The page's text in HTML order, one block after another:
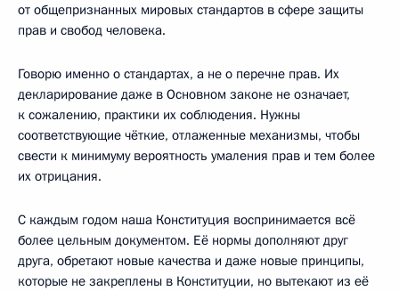
от общепризнанных мировых стандартов в сфере защиты
прав и свобод человека.
Говорю именно о стандартах, а не о перечне прав. Их
декларирование даже в Основном законе не означает,
к сожалению, практики их соблюдения. Нужны
соответствующие чёткие, отлаженные механизмы, чтобы
свести к минимуму вероятность умаления прав и тем более
их отрицания.
С каждым годом наша Конституция воспринимается всё
более цельным документом. Её нормы дополняют друг
друга, обретают новые качества и даже новые принципы,
которые не закреплены в Конституции, но вытекают из её